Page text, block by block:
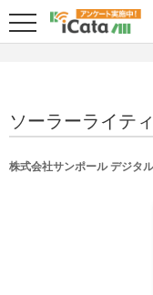
ソーラーライテ
株式会社サンポール デジタ